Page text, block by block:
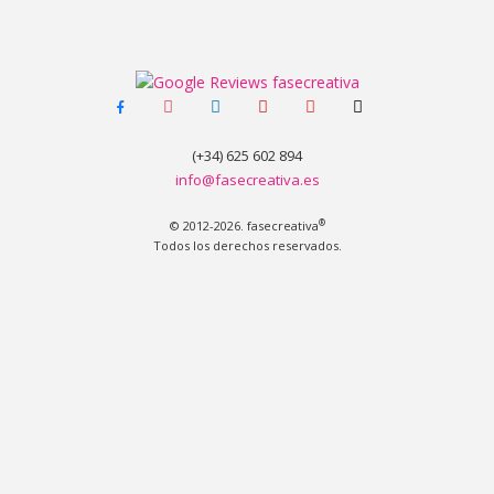
facebook-instagramlinkedin pinterestyoutube tiktok
(+34) 625 602 894
info@fasecreativa.es
© 2012-2026. fasecreativa®
Todos los derechos reservados.